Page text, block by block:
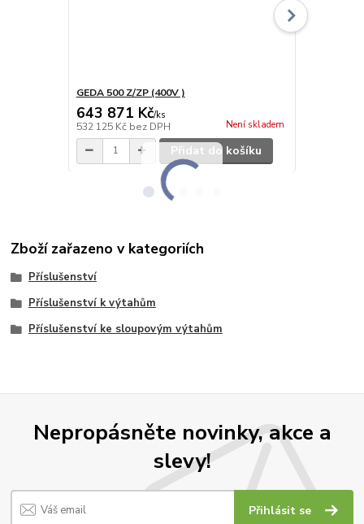
GEDA 500 Z/ZP (400V )
643 871 Kč/ks
532 125 Kč bez DPH Není skladem
Přidat do košíku
Zboží zařazeno v kategoriích
Příslušenství
Příslušenství k výtahům
Příslušenství ke sloupovým výtahům
Nepropásněte novinky, akce a
slevy!
Přihlásit se